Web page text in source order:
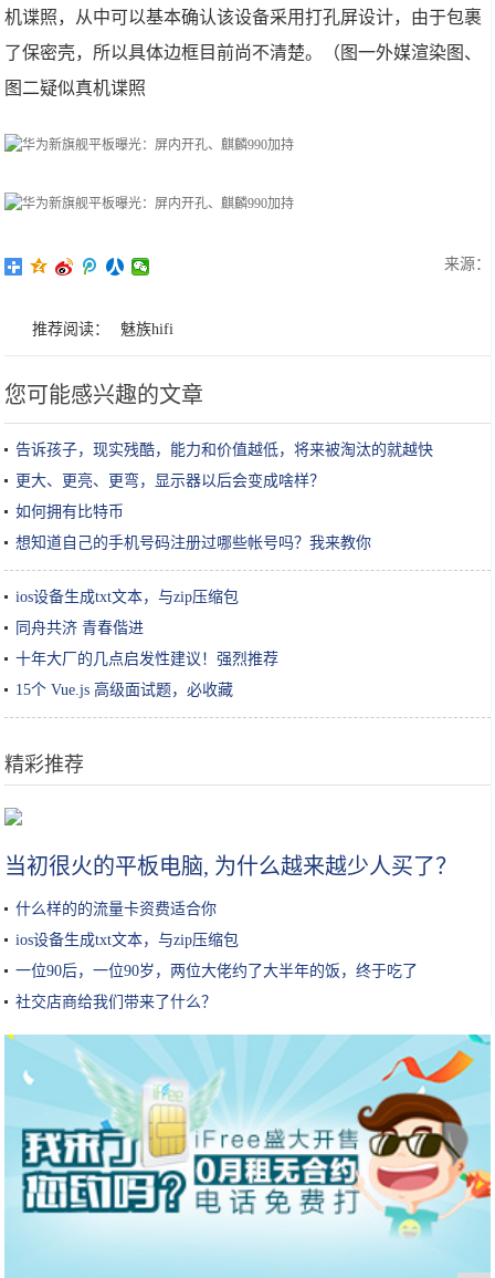
机谍照，从中可以基本确认该设备采用打孔屏设计，由于包裹
了保密壳，所以具体边框目前尚不清楚。（图一外媒渲染图、
图二疑似真机谍照
来源：
推荐阅读： 魅族hifi
您可能感兴趣的文章
告诉孩子，现实残酷，能力和价值越低，将来被淘汰的就越快
更大、更亮、更弯，显示器以后会变成啥样？
如何拥有比特币
想知道自己的手机号码注册过哪些帐号吗？我来教你
ios设备生成txt文本，与zip压缩包
同舟共济 青春偕进
十年大厂的几点启发性建议！强烈推荐
15个 Vue.js 高级面试题，必收藏
精彩推荐
当初很火的平板电脑, 为什么越来越少人买了？
什么样的的流量卡资费适合你
ios设备生成txt文本，与zip压缩包
一位90后，一位90岁，两位大佬约了大半年的饭，终于吃了
社交店商给我们带来了什么？